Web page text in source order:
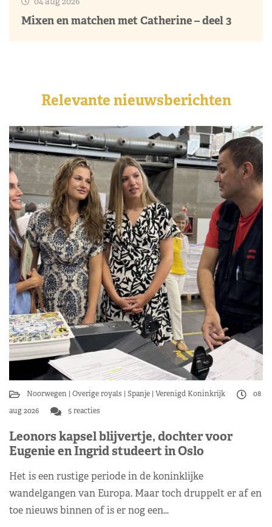
Mixen en matchen met Catherine – deel 3
Relevante nieuwsberichten
Noorwegen Overige royals Spanje Verenigd Koninkrijk
08
aug 2026
5 reacties
Leonors kapsel blijvertje, dochter voor
Eugenie en Ingrid studeert in Oslo
Het is een rustige periode in de koninklijke
wandelgangen van Europa. Maar toch druppelt er af en
toe nieuws binnen of is er nog een…